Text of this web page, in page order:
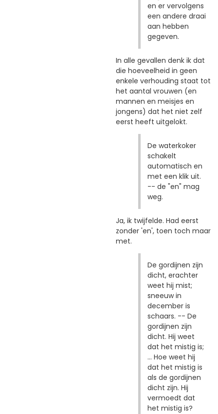
en er vervolgens
een andere draai
aan hebben
gegeven.
In alle gevallen denk ik dat
die hoeveelheid in geen
enkele verhouding staat tot
het aantal vrouwen (en
mannen en meisjes en
jongens) dat het niet zelf
eerst heeft uitgelokt.
De waterkoker
schakelt
automatisch en
met een klik uit.
-- de "en" mag
weg.
Ja, ik twijfelde. Had eerst
zonder 'en', toen toch maar
met.
De gordijnen zijn
dicht, erachter
weet hij mist;
sneeuw in
december is
schaars. -- De
gordijnen zijn
dicht. Hij weet
dat het mistig is;
... Hoe weet hij
dat het mistig is
als de gordijnen
dicht zijn. Hij
vermoedt dat
het mistig is?